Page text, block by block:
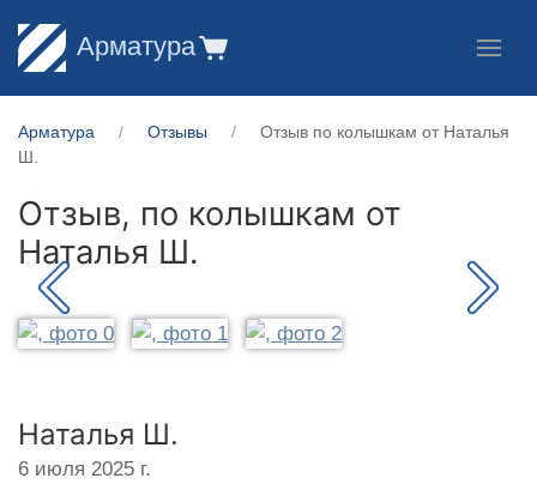
Арматура
Арматура Отзывы
Отзыв по колышкам от Наталья
Ш.
Отзыв, по колышкам от
Наталья Ш.
Наталья Ш.
6 июля 2025 г.